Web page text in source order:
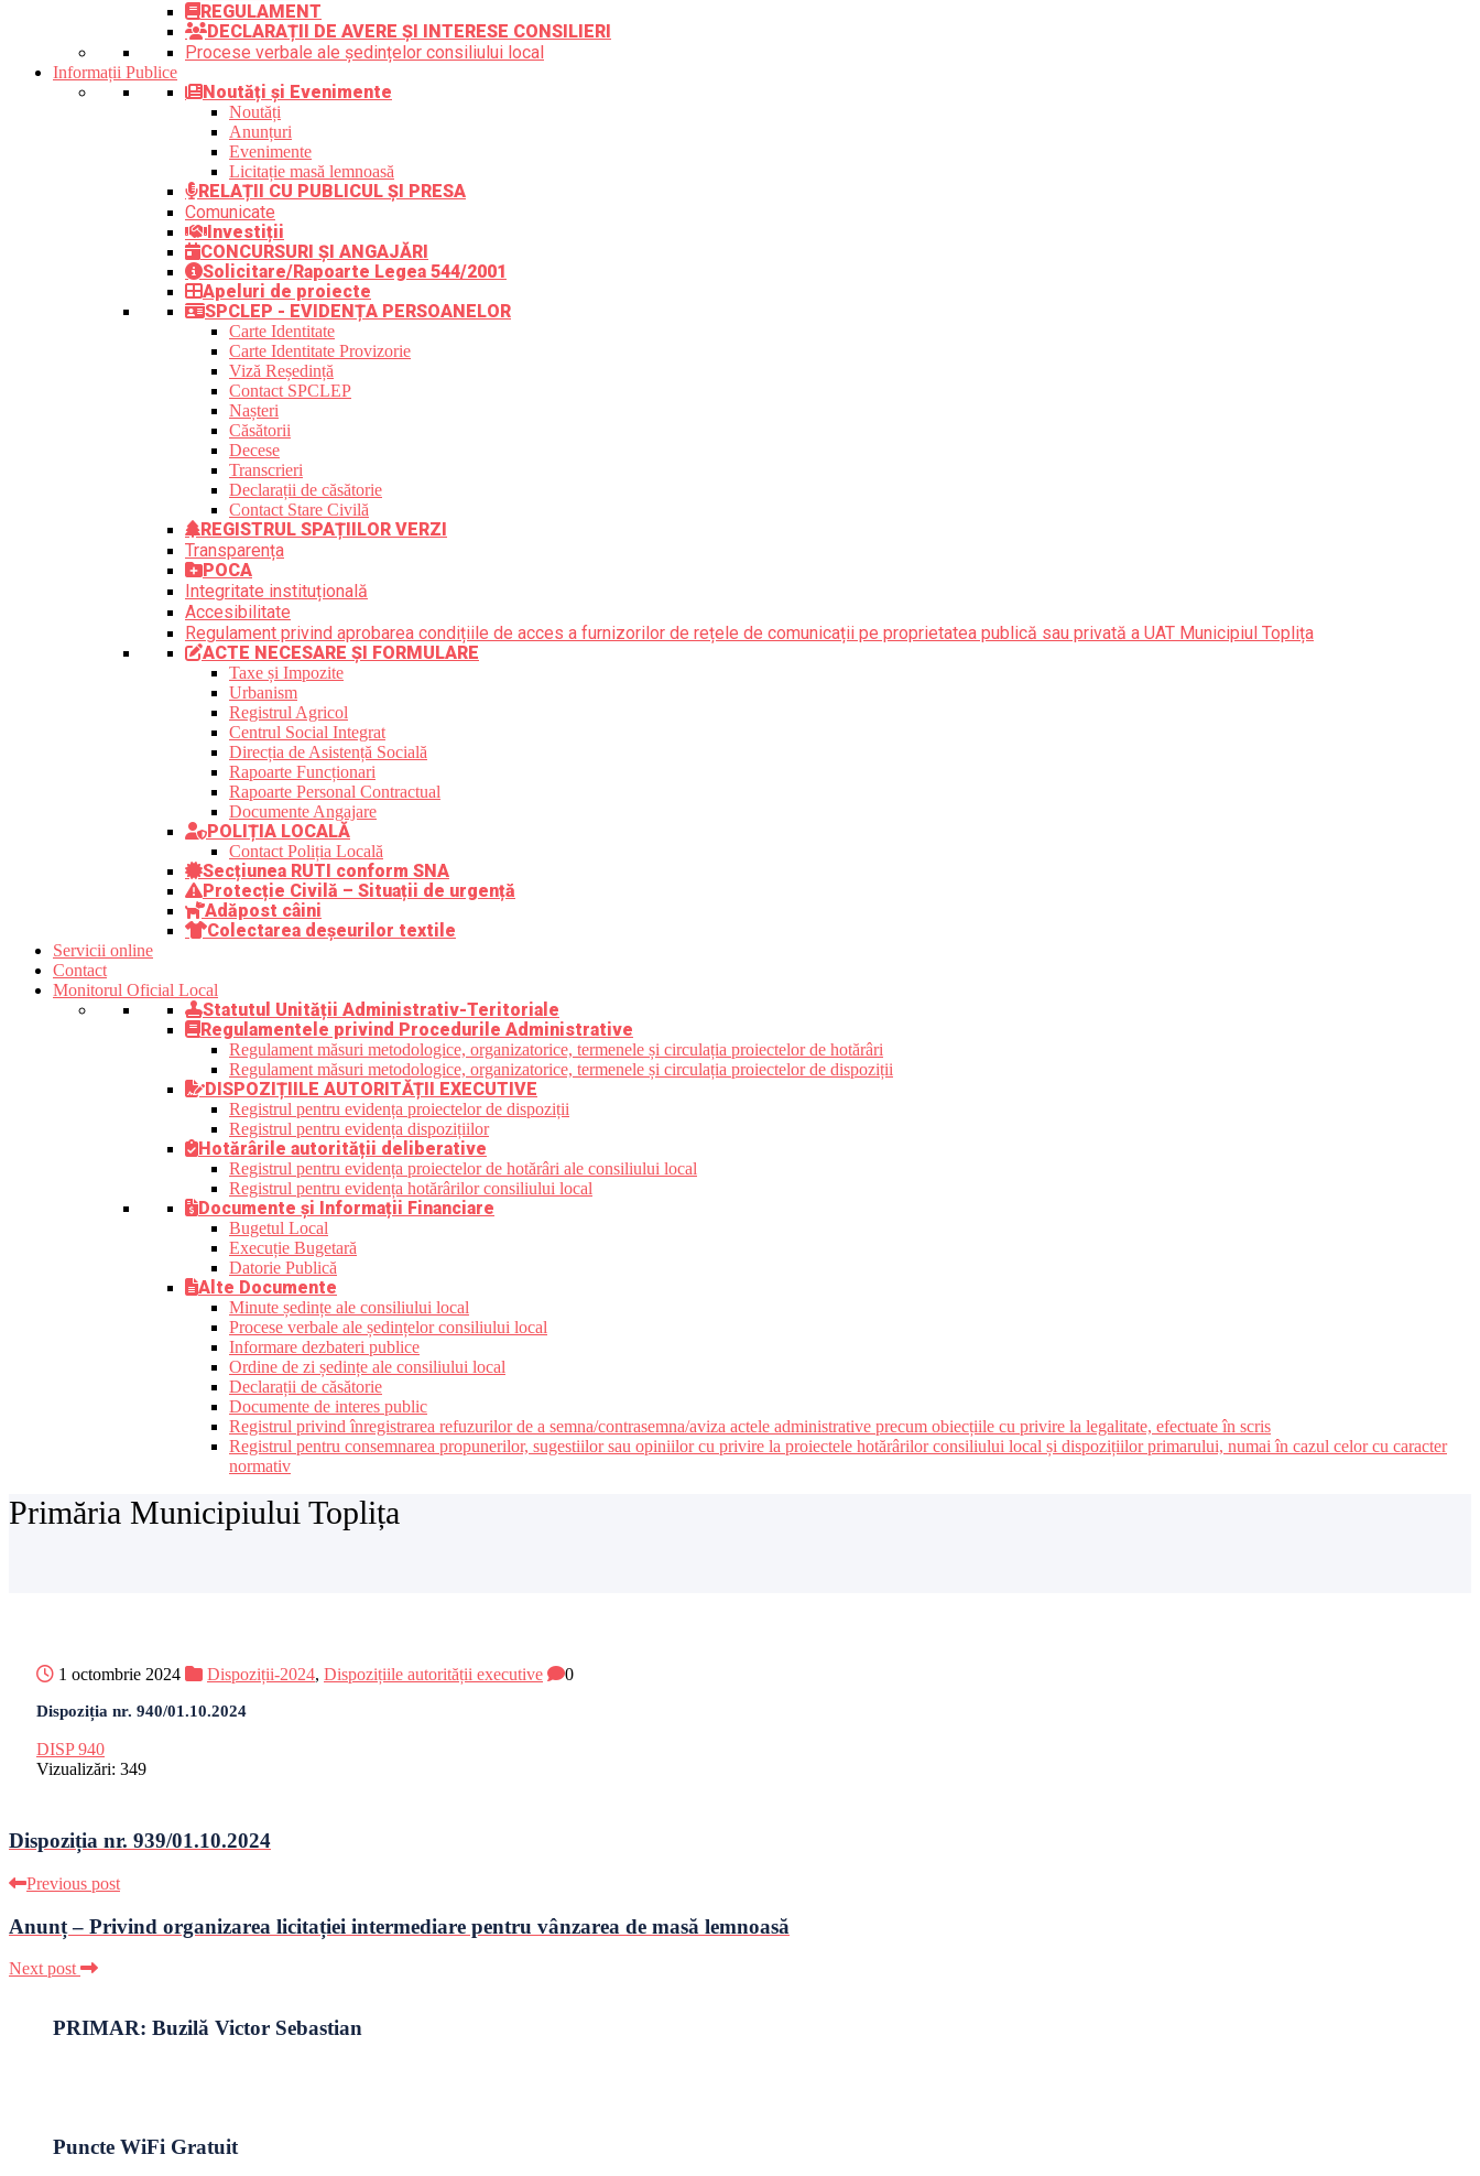
REGULAMENT
DECLARAȚII DE AVERE ȘI INTERESE CONSILIERI
Procese verbale ale ședințelor consiliului local
Informații Publice
Noutăți și Evenimente
Noutăți
Anunțuri
Evenimente
Licitație masă lemnoasă
RELAȚII CU PUBLICUL ȘI PRESA
Comunicate
Investiții
CONCURSURI ȘI ANGAJĂRI
Solicitare/Rapoarte Legea 544/2001
Apeluri de proiecte
SPCLEP - EVIDENȚA PERSOANELOR
Carte Identitate
Carte Identitate Provizorie
Viză Reședință
Contact SPCLEP
Nașteri
Căsătorii
Decese
Transcrieri
Declarații de căsătorie
Contact Stare Civilă
REGISTRUL SPAȚIILOR VERZI
Transparența
POCA
Integritate instituțională
Accesibilitate
Regulament privind aprobarea condițiile de acces a furnizorilor de rețele de comunicații pe proprietatea publică sau privată a UAT Municipiul Toplița
ACTE NECESARE ȘI FORMULARE
Taxe și Impozite
Urbanism
Registrul Agricol
Centrul Social Integrat
Direcția de Asistență Socială
Rapoarte Funcționari
Rapoarte Personal Contractual
Documente Angajare
POLIȚIA LOCALĂ
Contact Poliția Locală
Secțiunea RUTI conform SNA
Protecție Civilă – Situații de urgență
Adăpost câini
Colectarea deșeurilor textile
Servicii online
Contact
Monitorul Oficial Local
Statutul Unității Administrativ-Teritoriale
Regulamentele privind Procedurile Administrative
Regulament măsuri metodologice, organizatorice, termenele și circulația proiectelor de hotărâri
Regulament măsuri metodologice, organizatorice, termenele și circulația proiectelor de dispoziții
DISPOZIȚIILE AUTORITĂȚII EXECUTIVE
Registrul pentru evidența proiectelor de dispoziții
Registrul pentru evidența dispozițiilor
Hotărârile autorității deliberative
Registrul pentru evidența proiectelor de hotărâri ale consiliului local
Registrul pentru evidența hotărârilor consiliului local
Documente și Informații Financiare
Bugetul Local
Execuție Bugetară
Datorie Publică
Alte Documente
Minute ședințe ale consiliului local
Procese verbale ale ședințelor consiliului local
Informare dezbateri publice
Ordine de zi ședințe ale consiliului local
Declarații de căsătorie
Documente de interes public
Registrul privind înregistrarea refuzurilor de a semna/contrasemna/aviza actele administrative precum obiecțiile cu privire la legalitate, efectuate în scris
Registrul pentru consemnarea propunerilor, sugestiilor sau opiniilor cu privire la proiectele hotărârilor consiliului local și dispozițiilor primarului, numai în cazul celor cu caracter
normativ
Primăria Municipiului Toplița
1 octombrie 2024 Dispoziții-2024, Dispozițiile autorității executive 0
Dispoziția nr. 940/01.10.2024
DISP 940
Vizualizări: 349
Dispoziția nr. 939/01.10.2024
Previous post
Anunț – Privind organizarea licitației intermediare pentru vânzarea de masă lemnoasă
Next post
PRIMAR: Buzilă Victor Sebastian
Puncte WiFi Gratuit